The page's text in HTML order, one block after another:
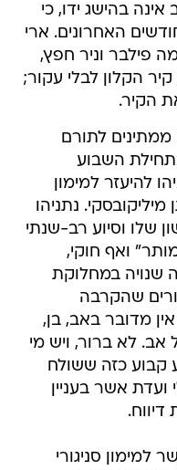
בהישג ידו, כי
האחרונים. ארי
פילבר וניר חפץ,
הקלון לבלי עקור;
לתורם
בתחילת השבוע
להיעזר למימון
נתניהו
שלו וסיוע רב-שנתי
ואף חוקי,
שנויה במחלוקת
שהקרבה
מדובר באב, בן,
אב. לא ברור, ויש מי
קבוע כזה ששולח
אשר בעניין
דיווח.
סניגורי